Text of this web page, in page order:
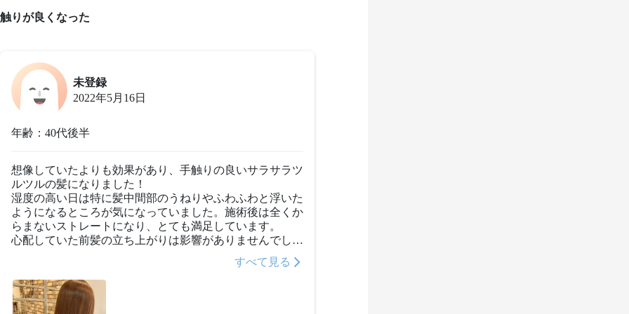
りが良くなった
未登録
2022年5月16日
年齢：40代後半
想像していたよりも効果があり、手触りの良いサラサラツ
ルツルの髪になりました！
湿度の高い日は特に髪中間部のうねりやふわふわと浮いた
ようになるところが気になっていました。施術後は全くか
らまないストレートになり、とても満足しています。
心配していた前髪の立ち上がりは影響がありませんでし
最後の工程でストレートアイロンを使って伸ばしたのです
が、アイロンをかけた髪がほぐれ、一本ずつパラパラと独
立した感じに変化していくのにすごく驚きました。コシが
でたのだと思います。
すべて見る